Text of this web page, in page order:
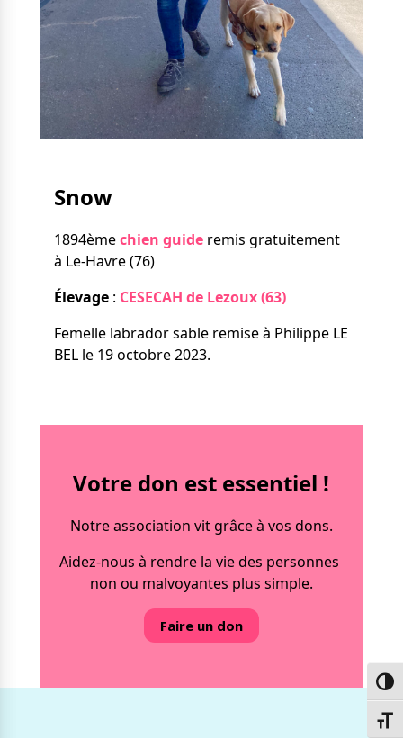
Nos solutions
Le chien guide d’aveugle
La canne blanche
électronique
Le Bemob
Formation
Tout savoir
Irremplaçables, la
série
Snow
1894èmechien guideremis gratuitement
à Le-Havre (76)
Élevage: CESECAH de Lezoux (63)
Femelle labrador sable remise à Philippe LE
BEL le 19 octobre 2023.
Votre don est essentiel !
Notre association vit grâce à vos dons.
Aidez-nous à rendre la vie des personnes
non ou malvoyantes plus simple.
Faire un don